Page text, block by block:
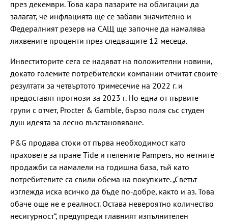
през декември. Това кара пазарите на облигации да
залагат, че инфлацията ще се забави значително и
Федералният резерв на САЩ ще започне да намалява
лихвените проценти през следващите 12 месеца.
Инвеститорите сега се надяват на положителни новини,
докато големите потребителски компании отчитат своите
резултати за четвъртото тримесечие на 2022 г. и
предоставят прогнози за 2023 г. Но една от първите
групи с отчет, Procter & Gamble, бързо поля със студен
душ идеята за лесно възстановяване.
P&G продава стоки от първа необходимост като
праховете за пране Tide и пелените Pampers, но нетните
продажби са намалели на годишна база, тъй като
потребителите са свили обема на покупките. „Светът
изглежда иска всичко да бъде по-добре, както и аз. Това
обаче още не е реалност. Остава невероятно количество
несигурност“, предупреди главният изпълнителен